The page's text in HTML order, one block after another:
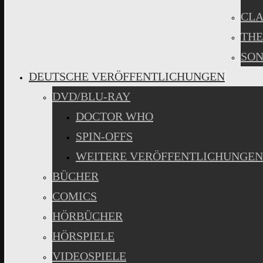
DEUTSCHE VERÖFFENTLICHUNGEN
DVD/BLU-RAY
DOCTOR WHO
SPIN-OFFS
WEITERE VERÖFFENTLICHUNGEN
BÜCHER
COMICS
HÖRBÜCHER
HÖRSPIELE
VIDEOSPIELE